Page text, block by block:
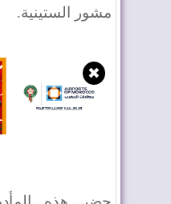
مشور الستينية.
✖